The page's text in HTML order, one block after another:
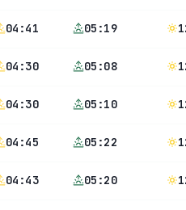
04:41 05:19
04:30 05:08
04:30 05:10
04:45 05:22
04:43 05:20